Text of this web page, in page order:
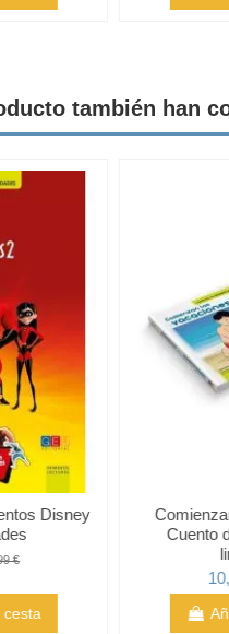
también han
Disney
€
cesta
Cuento